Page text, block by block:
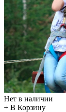
Нет в наличии
+ В Корзину